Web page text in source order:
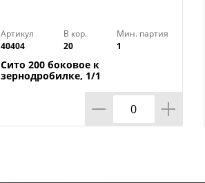
Артикул
40404
В кор.
20
Мин. партия
1
Сито 200 боковое к
зернодробилке, 1/1